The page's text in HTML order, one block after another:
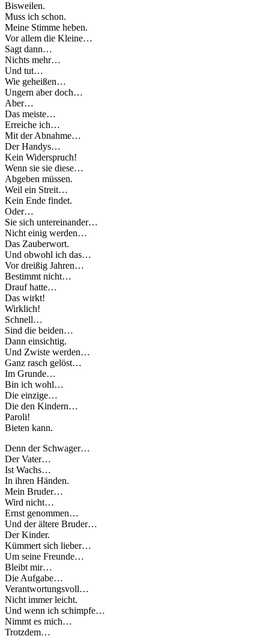
Bisweilen.
Muss ich schon.
Meine Stimme heben.
Vor allem die Kleine…
Sagt dann…
Nichts mehr…
Und tut…
Wie geheißen…
Ungern aber doch…
Aber…
Das meiste…
Erreiche ich…
Mit der Abnahme…
Der Handys…
Kein Widerspruch!
Wenn sie sie diese…
Abgeben müssen.
Weil ein Streit…
Kein Ende findet.
Oder…
Sie sich untereinander…
Nicht einig werden…
Das Zauberwort.
Und obwohl ich das…
Vor dreißig Jahren…
Bestimmt nicht…
Drauf hatte…
Das wirkt!
Wirklich!
Schnell…
Sind die beiden…
Dann einsichtig.
Und Zwiste werden…
Ganz rasch gelöst…
Im Grunde…
Bin ich wohl…
Die einzige…
Die den Kindern…
Paroli!
Bieten kann.
Denn der Schwager…
Der Vater…
Ist Wachs…
In ihren Händen.
Mein Bruder…
Wird nicht…
Ernst genommen…
Und der ältere Bruder…
Der Kinder.
Kümmert sich lieber…
Um seine Freunde…
Bleibt mir…
Die Aufgabe…
Verantwortungsvoll…
Nicht immer leicht.
Und wenn ich schimpfe…
Nimmt es mich…
Trotzdem…